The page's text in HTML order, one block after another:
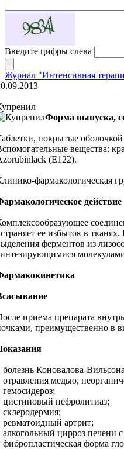
Введите цифры слева
Журнал "Интенсивная
Форма выпуска,
покрытые
вещества:
(Е122).
фармакологическая
действие
ее избыток в
ферментов из
приема препарата
преимущественно в
болезнь Коновалова-
отравления медью,
цистиновый нефролитиаз;
ревматоидный артрит;
цирроз печени с
форма